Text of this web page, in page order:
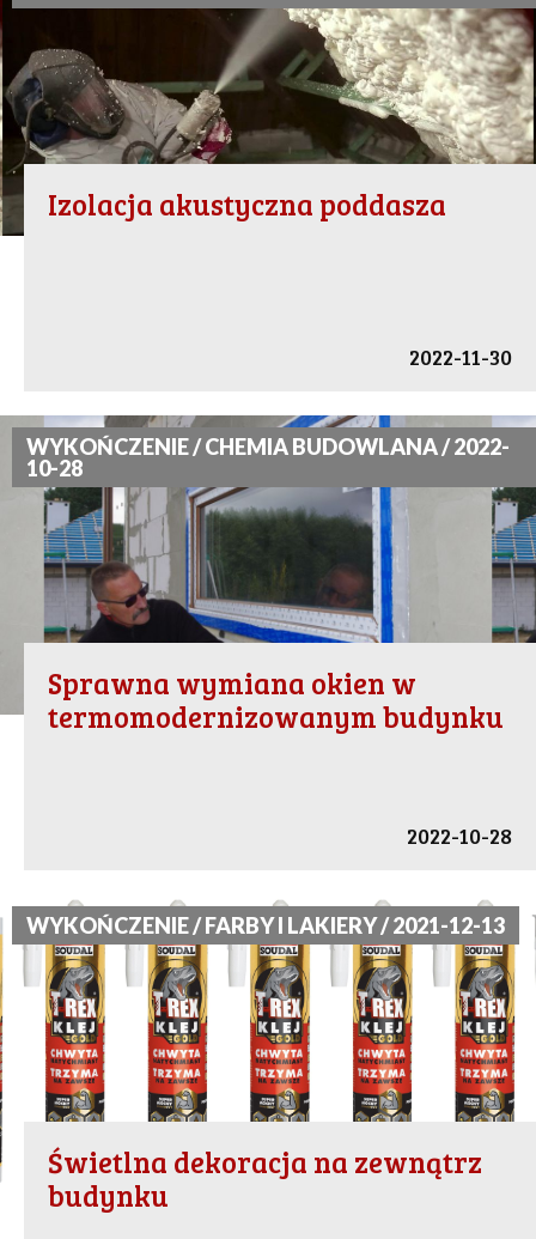
Izolacja akustyczna poddasza
2022-11-30
WYKOŃCZENIE / CHEMIA BUDOWLANA / 2022-
10-28
Sprawna wymiana okien w
termomodernizowanym budynku
2022-10-28
WYKOŃCZENIE / FARBY I LAKIERY / 2021-12-13
Świetlna dekoracja na zewnątrz
budynku